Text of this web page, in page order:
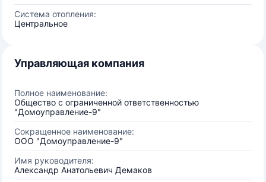
Система отопления:
Центральное
Управляющая компания
Полное наименование:
Общество с ограниченной ответственностью
"Домоуправление-9"
Сокращенное наименование:
ООО "Домоуправление-9"
Имя руководителя:
Александр Анатольевич Демаков